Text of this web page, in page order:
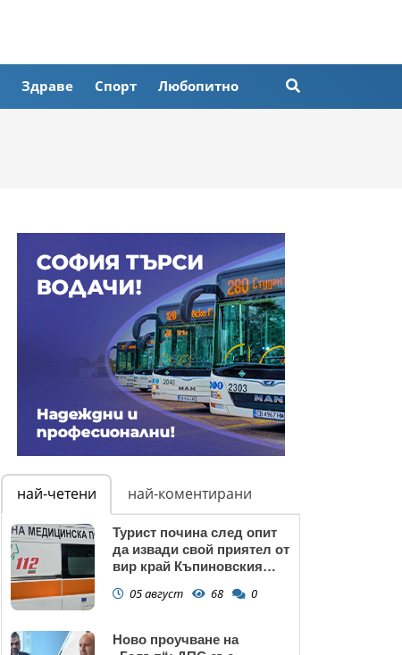
Здраве Спорт Любопитно
най-четени най-коментирани
Турист почина след опит
да извади свой приятел от
вир край Къпиновския
05 август 68 0
Ново проучване на